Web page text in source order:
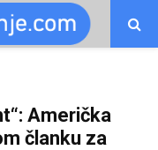
Američka
članku za